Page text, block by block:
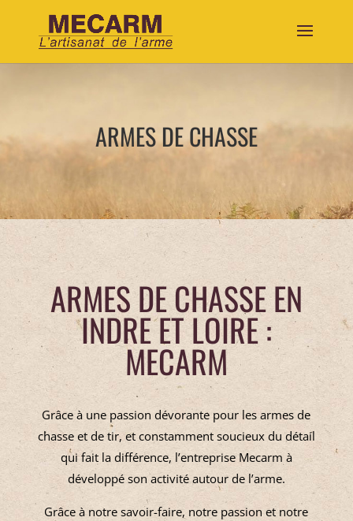
ARMES DE CHASSE
ARMES DE CHASSE EN
INDRE ET LOIRE :
MECARM
Grâce à une passion dévorante pour les armes de
chasse et de tir, et constamment soucieux du détail
qui fait la différence, l’entreprise Mecarm à
développé son activité autour de l’arme.
Grâce à notre savoir-faire, notre passion et notre